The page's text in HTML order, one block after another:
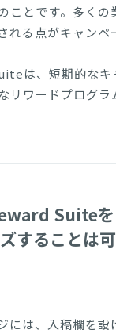
ことです。多くの
れる点がキャンペ
は、短期的なキ
リワードプログ
Suiteを
することは
には、入稿欄を設